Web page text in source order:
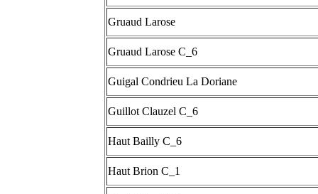
Gruaud Larose
Gruaud Larose C_6
Guigal Condrieu La Doriane
Guillot Clauzel C_6
Haut Bailly C_6
Haut Brion C_1